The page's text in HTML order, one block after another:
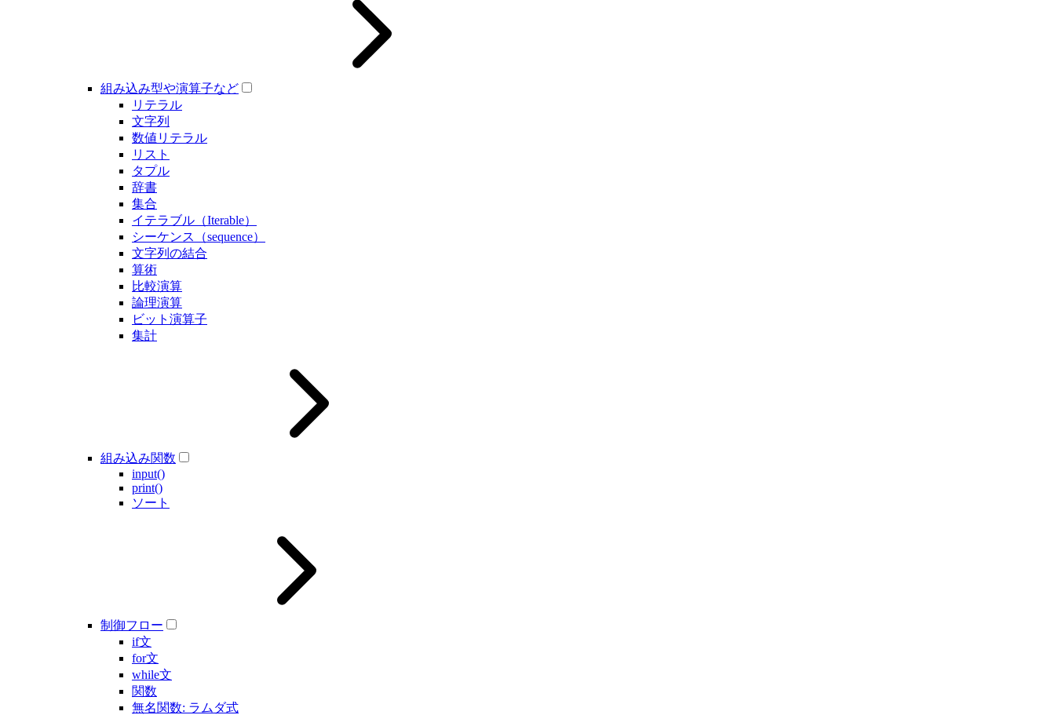
組み込み型や演算子など
リテラル
文字列
数値リテラル
リスト
タプル
辞書
集合
イテラブル（Iterable）
シーケンス（sequence）
文字列の結合
算術
比較演算
論理演算
ビット演算子
集計
組み込み関数
input()
print()
ソート
制御フロー
if文
for文
while文
関数
無名関数: ラムダ式